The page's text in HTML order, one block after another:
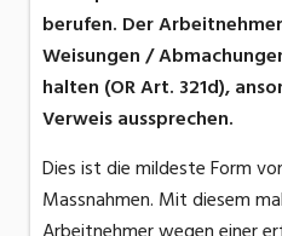
berufen. Der
Weisungen /
halten (OR Art. 321d),
Verweis aussprechen.
Dies ist die mildeste Form
Massnahmen. Mit diesem